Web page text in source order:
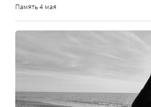
Память 4 мая